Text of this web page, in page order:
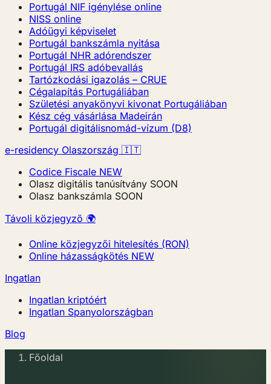
Portugál NIF igénylése online
NISS online
Adóügyi képviselet
Portugál bankszámla nyitása
Portugál NHR adórendszer
Portugál IRS adóbevallás
Tartózkodási igazolás – CRUE
Cégalapítás Portugáliában
Születési anyakönyvi kivonat Portugáliában
Kész cég vásárlása Madeirán
Portugál digitálisnomád-vízum (D8)
e-residency Olaszország 🇮🇹
Codice Fiscale NEW
Olasz digitális tanúsítvány SOON
Olasz bankszámla SOON
Távoli közjegyző 🌍
Online közjegyzői hitelesítés (RON)
Online házasságkötés NEW
Ingatlan
Ingatlan kriptóért
Ingatlan Spanyolországban
Blog
Főoldal